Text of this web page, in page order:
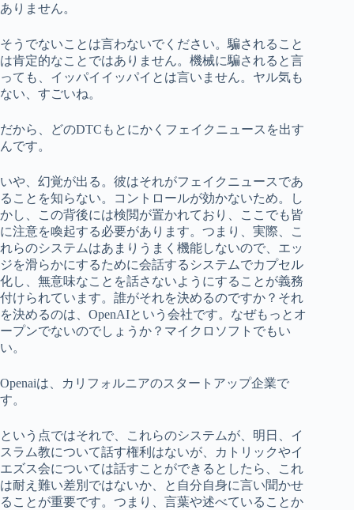
ありません。
そうでないことは言わないでください。騙されること
は肯定的なことではありません。機械に騙されると言
っても、イッパイイッパイとは言いません。ヤル気も
ない、すごいね。
だから、どのDTCもとにかくフェイクニュースを出す
んです。
いや、幻覚が出る。彼はそれがフェイクニュースであ
ることを知らない。コントロールが効かないため。し
かし、この背後には検閲が置かれており、ここでも皆
に注意を喚起する必要があります。つまり、実際、こ
れらのシステムはあまりうまく機能しないので、エッ
ジを滑らかにするために会話するシステムでカプセル
化し、無意味なことを話さないようにすることが義務
付けられています。誰がそれを決めるのですか？それ
を決めるのは、OpenAIという会社です。なぜもっとオ
ープンでないのでしょうか？マイクロソフトでもい
い。
Openaiは、カリフォルニアのスタートアップ企業で
す。
という点ではそれで、これらのシステムが、明日、イ
スラム教について話す権利はないが、カトリックやイ
エズス会については話すことができるとしたら、これ
は耐え難い差別ではないか、と自分自身に言い聞かせ
ることが重要です。つまり、言葉や述べていることか